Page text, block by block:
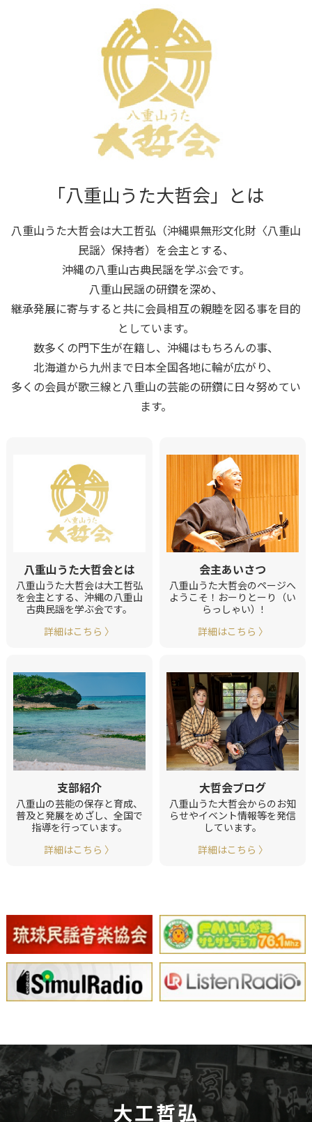
「八重山うた大哲会」とは
八重山うた大哲会は大工哲弘（沖縄県無形文化財〈八重山
民謡〉保持者）を会主とする、
沖縄の八重山古典民謡を学ぶ会です。
八重山民謡の研鑽を深め、
継承発展に寄与すると共に会員相互の親睦を図る事を目的
としています。
数多くの門下生が在籍し、沖縄はもちろんの事、
北海道から九州まで日本全国各地に輪が広がり、
多くの会員が歌三線と八重山の芸能の研鑽に日々努めてい
ます。
八重山うた大哲会とは
八重山うた大哲会は大工哲弘
を会主とする、沖縄の八重山
古典民謡を学ぶ会です。
詳細はこちら 〉
会主あいさつ
八重山うた大哲会のページへ
ようこそ！おーりとーり（い
らっしゃい）!
詳細はこちら 〉
支部紹介
八重山の芸能の保存と育成、
普及と発展をめざし、全国で
指導を行っています。
詳細はこちら 〉
大哲会ブログ
八重山うた大哲会からのお知
らせやイベント情報等を発信
しています。
詳細はこちら 〉
大工哲弘